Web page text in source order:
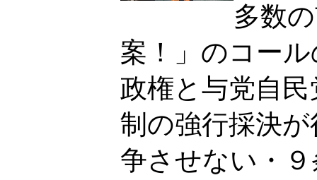
多数
案！」のコー
政権と与党自
制の強行採決
争させない・